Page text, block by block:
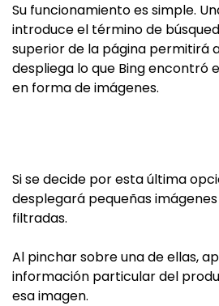
Su funcionamiento es simple.
introduce el término de
superior de la página permitirá
despliega lo que Bing encontró
en forma de imágenes.
Si se decide por esta última
desplegará pequeñas
filtradas.
Al pinchar sobre una de ellas,
información particular del
esa imagen.